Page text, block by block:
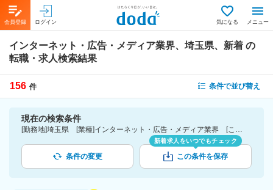
会員登録 ログイン 気になる メニュー
インターネット・広告・メディア業界、埼玉県、新着 の
転職・求人検索結果
156 件 条件で並び替え
現在の検索条件
[勤務地]埼玉県 [業種]インターネット・広告・メディア業界 [こだわり条件ピックアップ]新着
条件の変更
新着求人をいつでもチェック
この条件を保存